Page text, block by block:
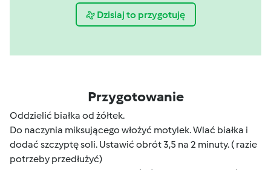
Dzisiaj to przygotuję
Przygotowanie
Oddzielić białka od żółtek.
Do naczynia miksującego włożyć motylek. Wlać białka i
dodać szczyptę soli. Ustawić obrót 3,5 na 2 minuty. ( razie
potrzeby przedłużyć)